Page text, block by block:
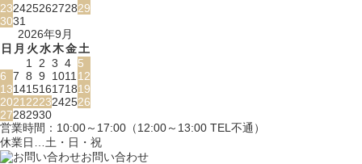
23242526272829
3031
2026年9月
日 月 火水木金土
1
2 3 4 5
6 7 8 9 1011 12
13141516171819
2021 2223242526
27282930
営業時間：10:00～17:00（12:00～13:00 TEL不通）
休業日…土・日・祝
お問い合わせ